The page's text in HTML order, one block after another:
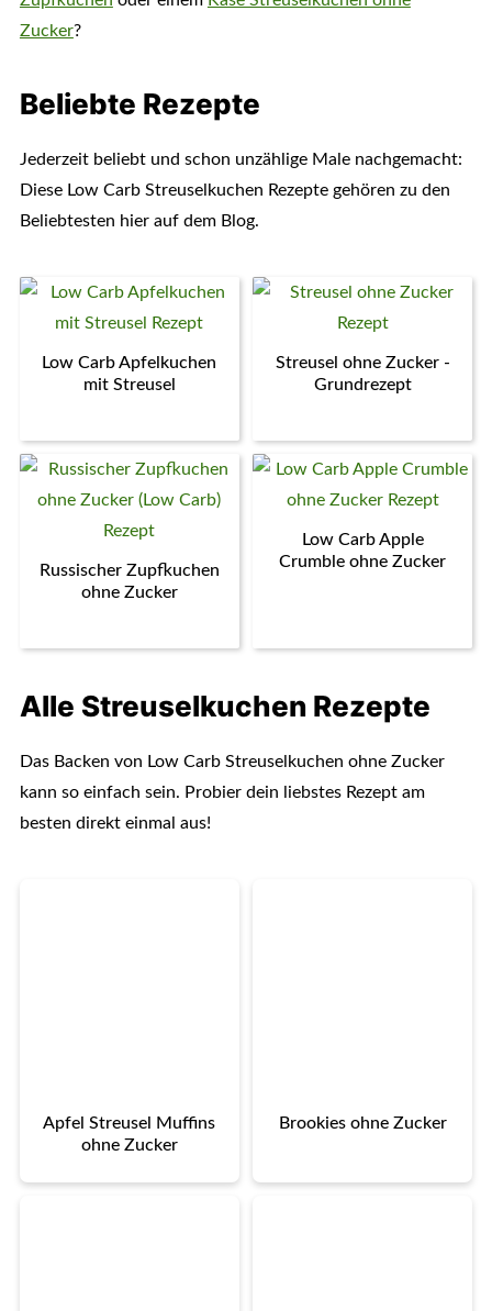
Zucker?
Beliebte Rezepte
Jederzeit beliebt und schon unzählige Male nachgemacht:
Diese Low Carb Streuselkuchen Rezepte gehören zu den
Beliebtesten hier auf dem Blog.
Low Carb Apfelkuchen
mit Streusel
Streusel ohne Zucker -
Grundrezept
Russischer Zupfkuchen
ohne Zucker
Low Carb Apple
Crumble ohne Zucker
Alle Streuselkuchen Rezepte
Das Backen von Low Carb Streuselkuchen ohne Zucker
kann so einfach sein. Probier dein liebstes Rezept am
besten direkt einmal aus!
Apfel Streusel Muffins
ohne Zucker
Brookies ohne Zucker